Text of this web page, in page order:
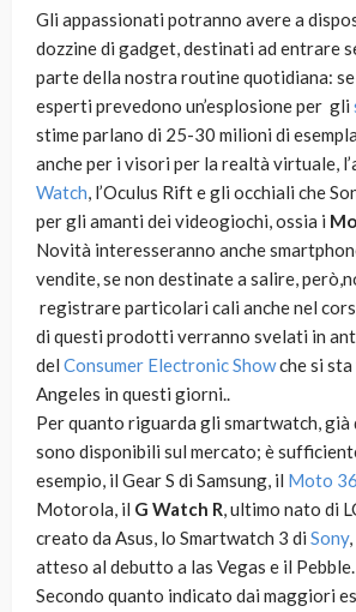
Gli appassionati potranno avere a
dozzine di gadget, destinati ad entrare
parte della nostra routine quotidiana:
esperti prevedono un’esplosione per gli
stime parlano di 25-30 milioni di
anche per i visori per la realtà virtuale,
Watch, l’Oculus Rift e gli occhiali che
per gli amanti dei videogiochi, ossia i
Novità interesseranno anche
vendite, se non destinate a salire,
registrare particolari cali anche nel
di questi prodotti verranno svelati in
del Consumer Electronic Showche si
Angeles in questi giorni..
Per quanto riguarda gli smartwatch, già
sono disponibili sul mercato; è
esempio, il Gear S di Samsung, il Moto
Motorola, il G Watch R, ultimo nato di
creato da Asus, lo Smartwatch 3 di Sony
atteso al debutto a las Vegas e il Pebble.
Secondo quanto indicato dai maggiori